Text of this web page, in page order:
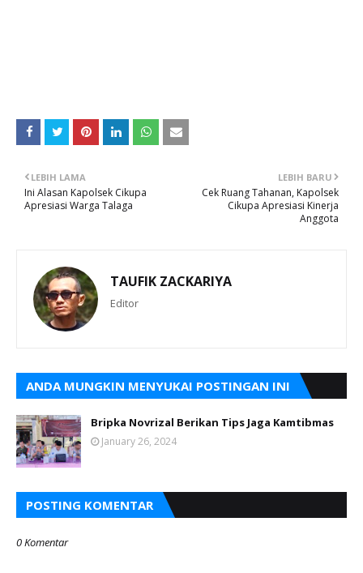
LEBIH BARU
Cek Ruang Tahanan, Kapolsek
Cikupa Apresiasi Kinerja
Anggota
LEBIH LAMA
Ini Alasan Kapolsek Cikupa
Apresiasi Warga Talaga
TAUFIK ZACKARIYA
Editor
ANDA MUNGKIN MENYUKAI POSTINGAN INI
Bripka Novrizal Berikan Tips Jaga Kamtibmas
January 26, 2024
POSTING KOMENTAR
0 Komentar